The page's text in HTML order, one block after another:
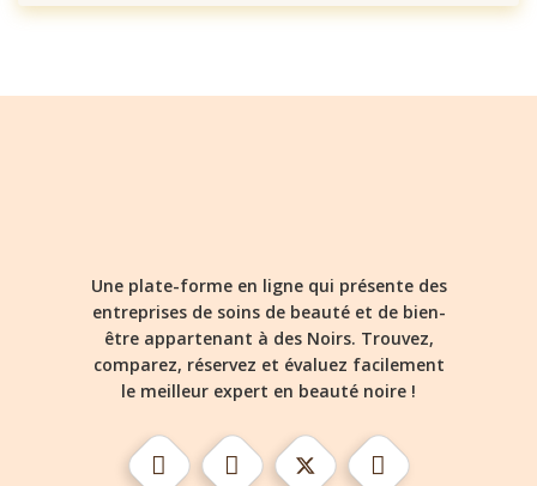
Une plate-forme en ligne qui présente des
entreprises de soins de beauté et de bien-
être appartenant à des Noirs. Trouvez,
comparez, réservez et évaluez facilement
le meilleur expert en beauté noire !